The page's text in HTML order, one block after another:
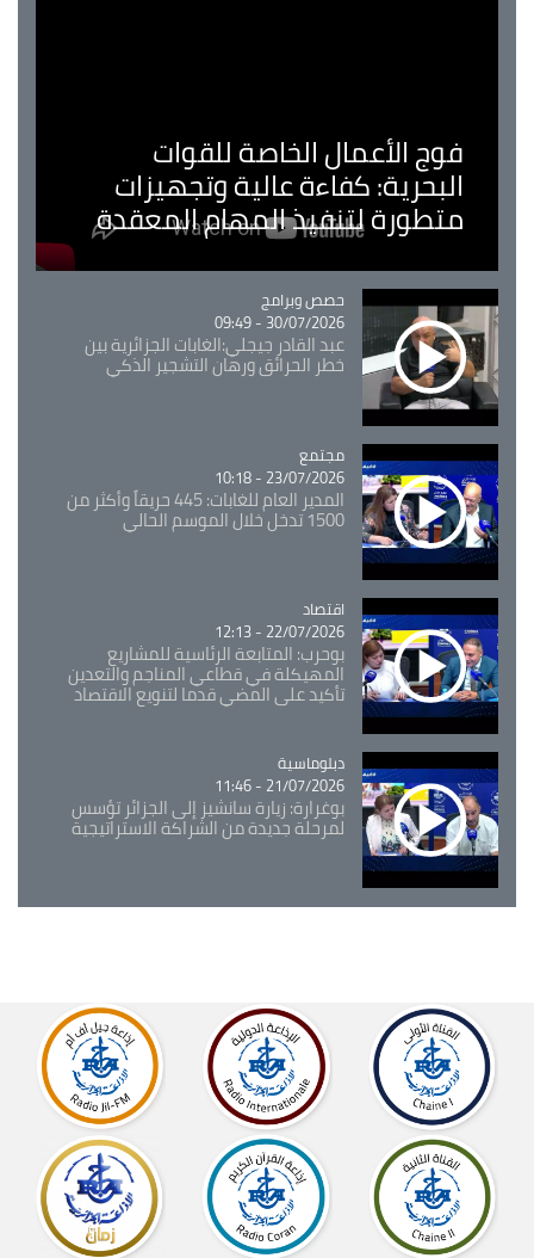
فوج الأعمال الخاصة للقوات
البحرية: كفاءة عالية وتجهيزات
متطورة لتنفيذ المهام المعقدة
Catégorie
حصص وبرامج
30/07/2026 - 09:49
عبد القادر جيجلي:الغابات الجزائرية بين
خطر الحرائق ورهان التشجير الذكي
Catégorie
مجتمع
23/07/2026 - 10:18
المدير العام للغابات: 445 حريقاً وأكثر من
1500 تدخل خلال الموسم الحالي
Catégorie
اقتصاد
22/07/2026 - 12:13
بوحرب: المتابعة الرئاسية للمشاريع
المهيكلة في قطاعي المناجم والتعدين
تأكيد على المضي قدما لتنويع الاقتصاد
Catégorie
دبلوماسية
21/07/2026 - 11:46
بوغرارة: زيارة سانشيز إلى الجزائر تؤسس
لمرحلة جديدة من الشراكة الاستراتيجية